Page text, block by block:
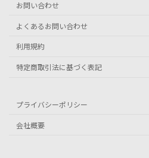
お問い合わせ
よくあるお問い合わせ
利用規約
特定商取引法に基づく表記
プライバシーポリシー
会社概要